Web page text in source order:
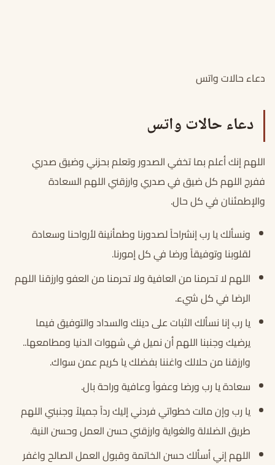
دعاء حالات واتس
دعاء حالات واتس
اللهم إنك أعلم بما تخفي الصدور وتعلم بحزني وضيق صدري
ففرج اللهم كل ضيق في صدري وارزقني اللهم السعادة
والإطمئنان في كل حال.
ونسألك يا رب إنشراحاً لصدورنا وطمأنينة لأرواحنا وسعادة
لقلوبنا وتوفيقاً ورضا في كل إمورنا.
اللهم لا تحرمنا من العافية ولا تحرمنا من العفو وارزقنا اللهم
الرضا في كل شيء.
يا رب إنا نسألك الثبات على دينك والسداد والتوفيق فيما
يرضيك وجنبنا اللهم أن نميل في شهوات الدنيا ومطامعها..
وارزقنا من حلالك واغننا بفضلك يا كريم عمن سواك.
سعادة يا رب ورضا وعفواً وعافية وراحة بال.
يا رب وإن مالت خطواتي فردني إليك رداً جميلاً وجنبني اللهم
طريق الضلالة والغواية وارزقني حسن العمل وحسن النية.
اللهم إني أسألك حسن الخاتمة وقبول العمل الصالح واغفر